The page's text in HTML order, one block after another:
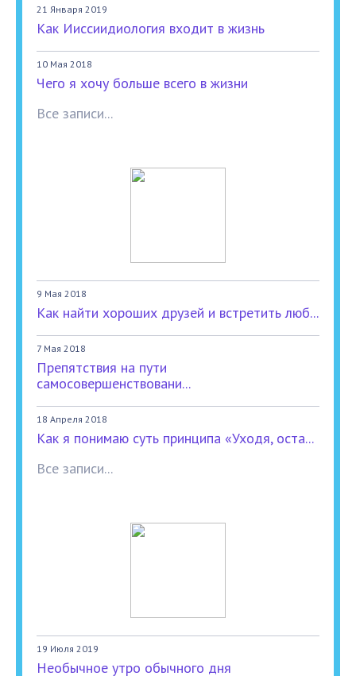
21 Января 2019
Как Ииссиидиология входит в жизнь
10 Мая 2018
Чего я хочу больше всего в жизни
Все записи...
9 Мая 2018
Как найти хороших друзей и встретить люб...
7 Мая 2018
Препятствия на пути
самосовершенствовани...
18 Апреля 2018
Как я понимаю суть принципа «Уходя, оста...
Все записи...
19 Июля 2019
Необычное утро обычного дня